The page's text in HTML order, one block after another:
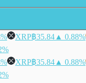
XRP฿35.84 ▲ 0.88%
XRP฿35.84 ▲ 0.88%